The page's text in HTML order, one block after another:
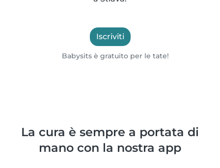
Iscriviti
Babysits è gratuito per le tate!
La cura è sempre a portata di
mano con la nostra app